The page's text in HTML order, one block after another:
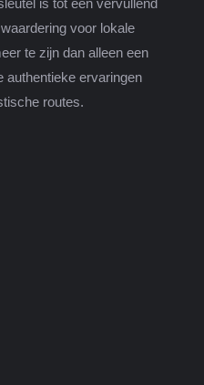
voor lokale
te zijn dan alleen een
authentieke ervaringen
routes.